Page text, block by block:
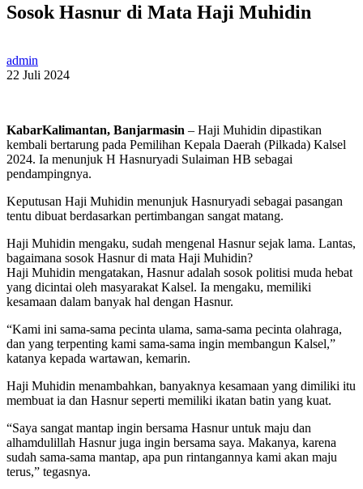
Sosok Hasnur di Mata Haji Muhidin
admin
22 Juli 2024
KabarKalimantan, Banjarmasin – Haji Muhidin dipastikan
kembali bertarung pada Pemilihan Kepala Daerah (Pilkada) Kalsel
2024. Ia menunjuk H Hasnuryadi Sulaiman HB sebagai
pendampingnya.
Keputusan Haji Muhidin menunjuk Hasnuryadi sebagai pasangan
tentu dibuat berdasarkan pertimbangan sangat matang.
Haji Muhidin mengaku, sudah mengenal Hasnur sejak lama. Lantas,
bagaimana sosok Hasnur di mata Haji Muhidin?
Haji Muhidin mengatakan, Hasnur adalah sosok politisi muda hebat
yang dicintai oleh masyarakat Kalsel. Ia mengaku, memiliki
kesamaan dalam banyak hal dengan Hasnur.
“Kami ini sama-sama pecinta ulama, sama-sama pecinta olahraga,
dan yang terpenting kami sama-sama ingin membangun Kalsel,”
katanya kepada wartawan, kemarin.
Haji Muhidin menambahkan, banyaknya kesamaan yang dimiliki itu
membuat ia dan Hasnur seperti memiliki ikatan batin yang kuat.
“Saya sangat mantap ingin bersama Hasnur untuk maju dan
alhamdulillah Hasnur juga ingin bersama saya. Makanya, karena
sudah sama-sama mantap, apa pun rintangannya kami akan maju
terus,” tegasnya.